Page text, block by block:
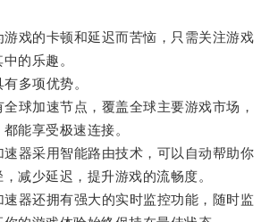
的卡顿和延迟而苦恼，只需关注游戏
的乐趣。
多项优势。
加速节点，覆盖全球主要游戏市场，
能享受极速连接。
采用智能路由技术，可以自动帮助你
减少延迟，提升游戏的流畅度。
还拥有强大的实时监控功能，随时监